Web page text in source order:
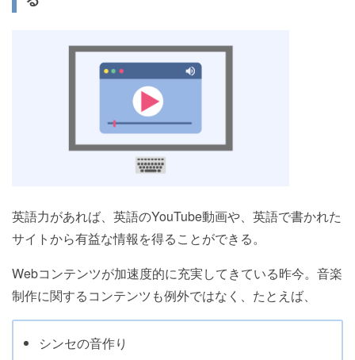
英語力があれば、英語のYouTube動画や、英語で書かれた
サイトから有益な情報を得ることができる。
Webコンテンツが加速度的に充実してきている昨今。音楽
制作に関するコンテンツも例外ではなく、たとえば、
シンセの音作り